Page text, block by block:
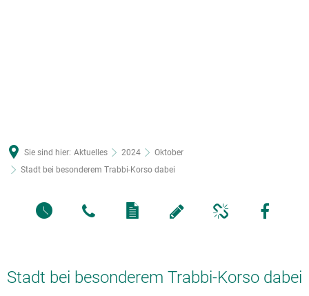
Sie sind hier: Aktuelles 2024
Oktober
Stadt bei besonderem Trabbi-Korso dabei
Stadt bei besonderem Trabbi-Korso dabei